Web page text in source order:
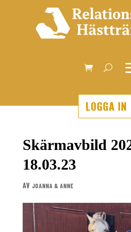
LOGGA IN
Skärmavbild
18.03.23
AV JOANNA & ANNE